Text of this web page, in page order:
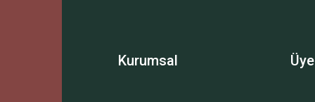
Kurumsal